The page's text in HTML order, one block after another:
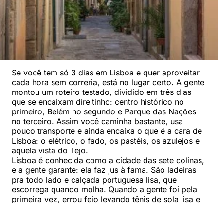
Se você tem só 3 dias em Lisboa e quer aproveitar
cada hora sem correria, está no lugar certo. A gente
montou um roteiro testado, dividido em três dias
que se encaixam direitinho: centro histórico no
primeiro, Belém no segundo e Parque das Nações
no terceiro. Assim você caminha bastante, usa
pouco transporte e ainda encaixa o que é a cara de
Lisboa: o elétrico, o fado, os pastéis, os azulejos e
aquela vista do Tejo.
Lisboa é conhecida como a cidade das sete colinas,
e a gente garante: ela faz jus à fama. São ladeiras
pra todo lado e calçada portuguesa lisa, que
escorrega quando molha. Quando a gente foi pela
primeira vez, errou feio levando tênis de sola lisa e